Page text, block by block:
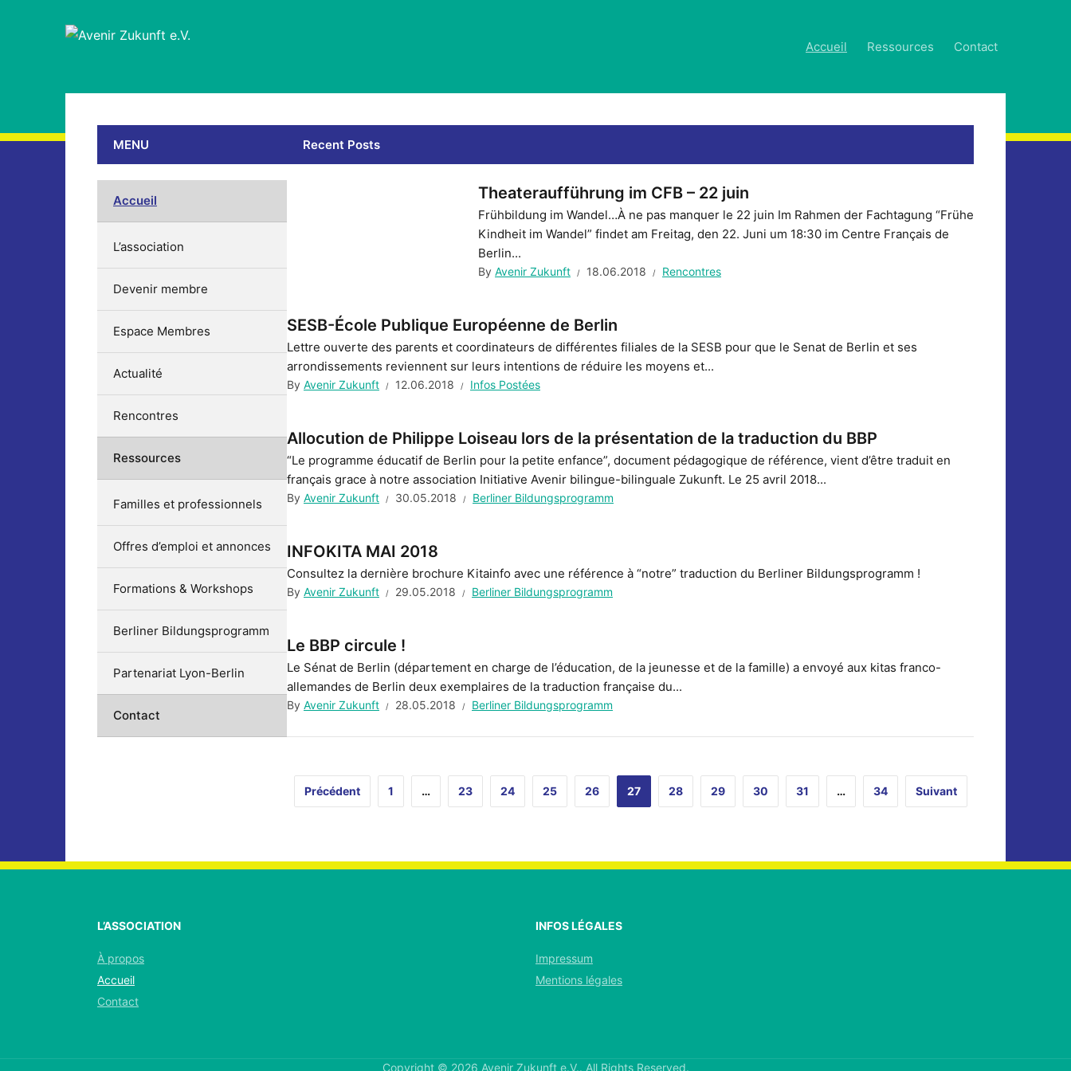
Accueil Ressources Contact
Recent Posts
Theateraufführung im CFB – 22 juin
Frühbildung im Wandel…À ne pas manquer le 22 juin Im Rahmen der Fachtagung “Frühe
Kindheit im Wandel” findet am Freitag, den 22. Juni um 18:30 im Centre Français de
Berlin...
By Avenir Zukunft 18.06.2018 Rencontres
SESB-École Publique Européenne de Berlin
Lettre ouverte des parents et coordinateurs de différentes filiales de la SESB pour que le Senat de Berlin et ses
arrondissements reviennent sur leurs intentions de réduire les moyens et...
By Avenir Zukunft 12.06.2018 Infos Postées
Allocution de Philippe Loiseau lors de la présentation de la traduction du BBP
“Le programme éducatif de Berlin pour la petite enfance”, document pédagogique de référence, vient d’être traduit en
français grace à notre association Initiative Avenir bilingue-bilinguale Zukunft. Le 25 avril 2018...
By Avenir Zukunft 30.05.2018 Berliner Bildungsprogramm
INFOKITA MAI 2018
Consultez la dernière brochure Kitainfo avec une référence à “notre” traduction du Berliner Bildungsprogramm !
By Avenir Zukunft 29.05.2018 Berliner Bildungsprogramm
Le BBP circule !
Le Sénat de Berlin (département en charge de l’éducation, de la jeunesse et de la famille) a envoyé aux kitas franco-
allemandes de Berlin deux exemplaires de la traduction française du...
By Avenir Zukunft 28.05.2018 Berliner Bildungsprogramm
Précédent 1 … 23 24 25 26 27 28 29 30 31 … 34 Suivant
MENU
Accueil
L’association
Devenir membre
Espace Membres
Actualité
Rencontres
Ressources
Familles et professionnels
Offres d’emploi et annonces
Formations & Workshops
Berliner Bildungsprogramm
Partenariat Lyon-Berlin
Contact
L’ASSOCIATION
À propos
Accueil
Contact
INFOS LÉGALES
Impressum
Mentions légales
Copyright © 2026 Avenir Zukunft e.V.. All Rights Reserved.